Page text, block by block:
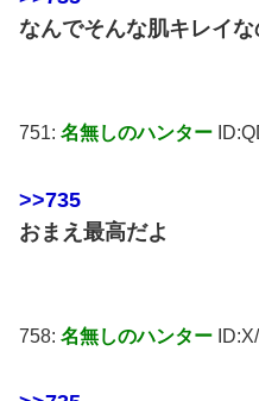
なんでそんな肌キレイ
751: 名無しのハンター
>>735
おまえ最高だよ
758: 名無しのハンター